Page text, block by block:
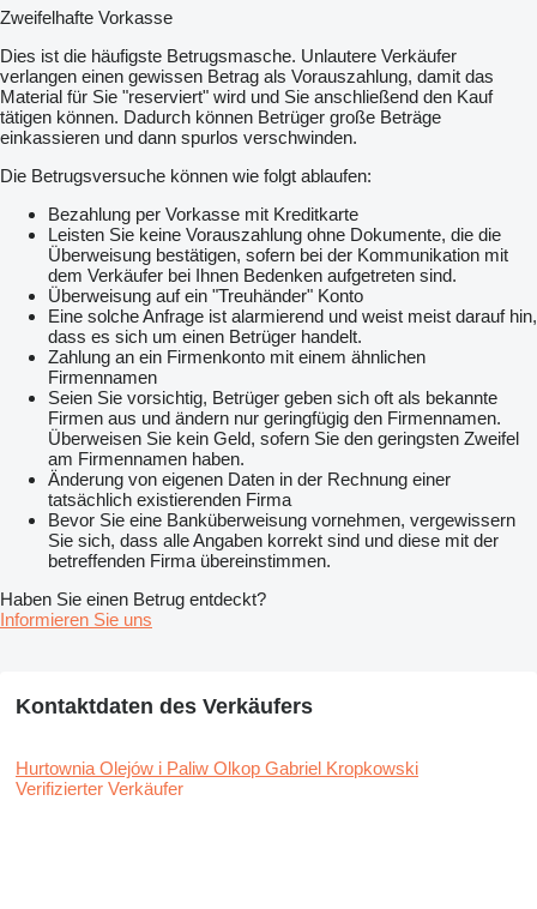
Zweifelhafte Vorkasse
Dies ist die häufigste Betrugsmasche. Unlautere Verkäufer
verlangen einen gewissen Betrag als Vorauszahlung, damit das
Material für Sie "reserviert" wird und Sie anschließend den Kauf
tätigen können. Dadurch können Betrüger große Beträge
einkassieren und dann spurlos verschwinden.
Die Betrugsversuche können wie folgt ablaufen:
Bezahlung per Vorkasse mit Kreditkarte
Leisten Sie keine Vorauszahlung ohne Dokumente, die die
Überweisung bestätigen, sofern bei der Kommunikation mit
dem Verkäufer bei Ihnen Bedenken aufgetreten sind.
Überweisung auf ein "Treuhänder" Konto
Eine solche Anfrage ist alarmierend und weist meist darauf hin,
dass es sich um einen Betrüger handelt.
Zahlung an ein Firmenkonto mit einem ähnlichen
Firmennamen
Seien Sie vorsichtig, Betrüger geben sich oft als bekannte
Firmen aus und ändern nur geringfügig den Firmennamen.
Überweisen Sie kein Geld, sofern Sie den geringsten Zweifel
am Firmennamen haben.
Änderung von eigenen Daten in der Rechnung einer
tatsächlich existierenden Firma
Bevor Sie eine Banküberweisung vornehmen, vergewissern
Sie sich, dass alle Angaben korrekt sind und diese mit der
betreffenden Firma übereinstimmen.
Haben Sie einen Betrug entdeckt?
Informieren Sie uns
Kontaktdaten des Verkäufers
Hurtownia Olejów i Paliw Olkop Gabriel Kropkowski
Verifizierter Verkäufer